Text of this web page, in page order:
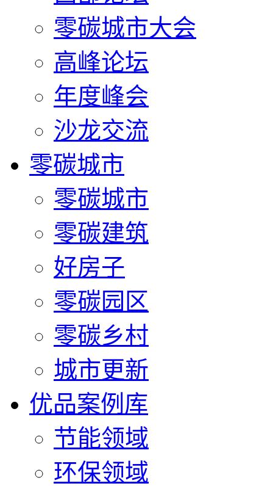
零碳城市大会
高峰论坛
年度峰会
沙龙交流
零碳城市
零碳城市
零碳建筑
好房子
零碳园区
零碳乡村
城市更新
优品案例库
节能领域
环保领域